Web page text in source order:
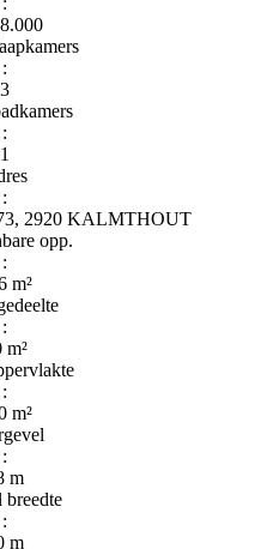
:
3
:
1
:
2920 KALMTHOUT
opp.
:
m²
:
m²
:
m²
:
m
breedte
:
m